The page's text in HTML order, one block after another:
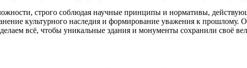
строго соблюдая научные принципы и нормативы,
культурного наследия и формирование уважения к
всё, чтобы уникальные здания и монументы сохранили своё